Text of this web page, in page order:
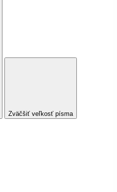
Zväčšiť veľkosť písma